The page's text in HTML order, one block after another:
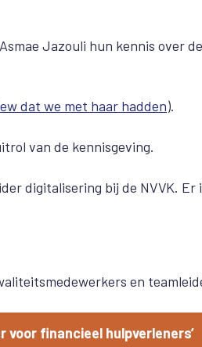
Jazouli hun kennis over de
dat we met haar hadden).
van de kennisgeving.
digitalisering bij de NVVK. Er
en
voor financieel hulpverleners’